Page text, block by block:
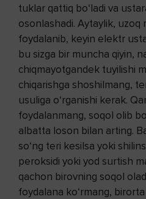
tuklar qattiq bo‘ladi va
osonlashadi. Aytaylik, uzoq
foydalanib, keyin elektr
bu sizga bir muncha qiyin,
chiqmayotgandek tuyilishi
chiqarishga shoshilmang,
usuliga o‘rganishi kerak.
foydalanmang, soqol olib
albatta loson bilan arting.
so‘ng teri kesilsa yoki
peroksidi yoki yod surtish
qachon birovning soqol
foydalana ko‘rmang,